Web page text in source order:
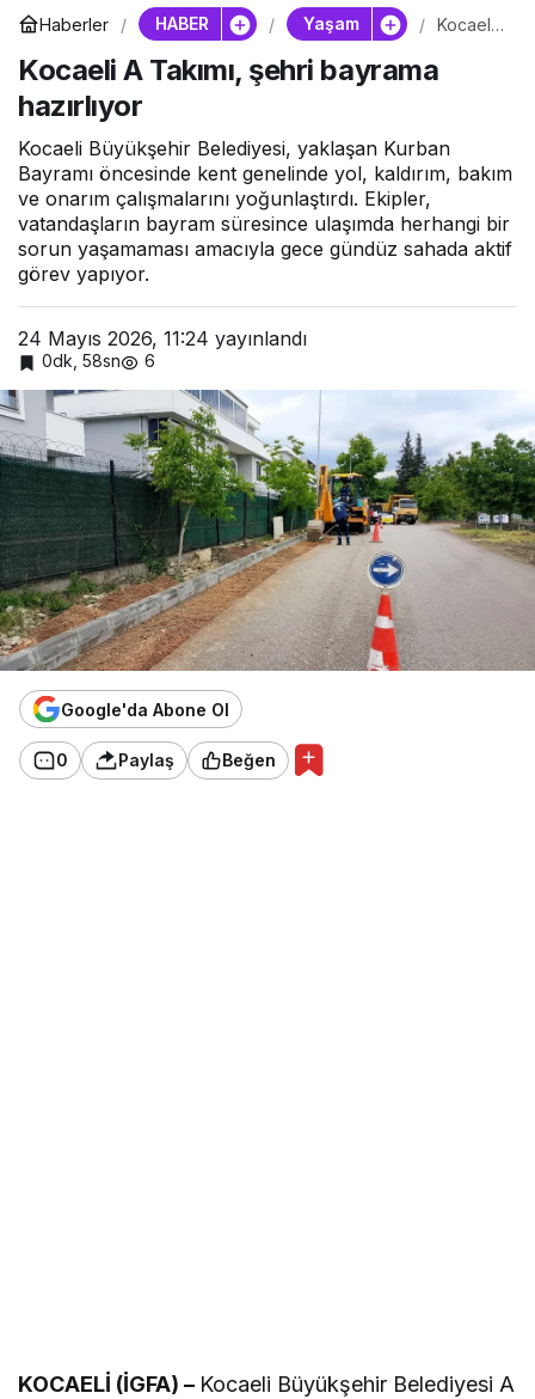
Haberler HABER Yaşam
Kocaeli
Takımı,
şehri
r
Kocaeli A Takımı, şehri bayrama
hazırlıyor
Kocaeli Büyükşehir Belediyesi, yaklaşan Kurban
Bayramı öncesinde kent genelinde yol, kaldırım, bakım
ve onarım çalışmalarını yoğunlaştırdı. Ekipler,
vatandaşların bayram süresince ulaşımda herhangi bir
sorun yaşamaması amacıyla gece gündüz sahada aktif
görev yapıyor.
24 Mayıs 2026, 11:24 yayınlandı
0dk, 58sn 6
Google'da Abone Ol
0 Paylaş Beğen
KOCAELİ (İGFA) – Kocaeli Büyükşehir Belediyesi A